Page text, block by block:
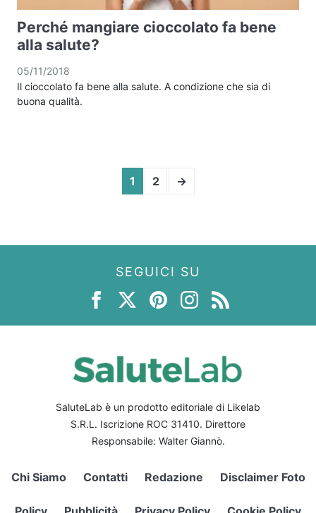
Perché mangiare cioccolato fa bene
alla salute?
05/11/2018
Il cioccolato fa bene alla salute. A condizione che sia di
buona qualità.
1 2 →
SEGUICI SU
SaluteLab è un prodotto editoriale di Likelab
S.R.L. Iscrizione ROC 31410. Direttore
Responsabile: Walter Giannò.
Chi Siamo Contatti Redazione Disclaimer Foto